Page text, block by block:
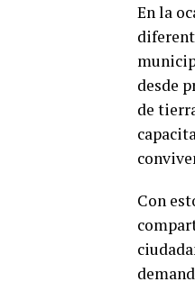
En la
desde
de
Con